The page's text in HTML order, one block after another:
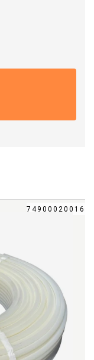
74900020016